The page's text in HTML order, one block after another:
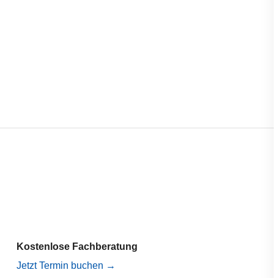
Kostenlose Fachberatung
Jetzt Termin buchen →